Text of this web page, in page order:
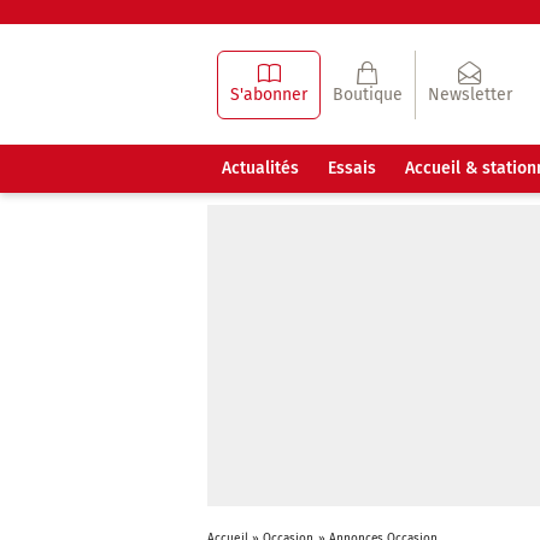
S'abonner Boutique Newsletter
Actualités Essais Accueil &